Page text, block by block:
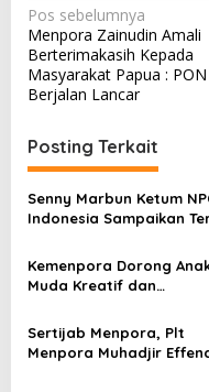
N
a
v
i
g
a
s
i
p
o
s
Pos sebelumnya
Menpora Zainudin Amali
Berterimakasih Kepada
Masyarakat Papua : PON
Berjalan Lancar
Posting Terkait
Senny Marbun Ketum
Indonesia Sampaikan
Atas Dukungan Penuhnya
Kemenpora Dorong
Muda Kreatif dan
Internasional
Sertijab Menpora, Plt
Menpora Muhadjir